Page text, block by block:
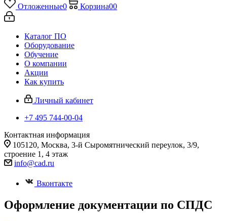
Отложенные0 Корзина00
Каталог ПО
Оборудование
Обучение
О компании
Акции
Как купить
Личный кабинет
+7 495 744-00-04
Контактная информация
105120, Москва, 3-й Сыромятнический переулок, 3/9,
строение 1, 4 этаж
info@cad.ru
Вконтакте
Оформление документации по СПДС